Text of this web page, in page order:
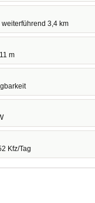
3,4 km
m
Kfz/Tag